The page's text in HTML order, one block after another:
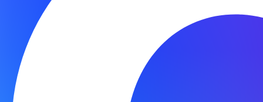
Позвоним вам и подробно проконсультируем по нашей
продукции.